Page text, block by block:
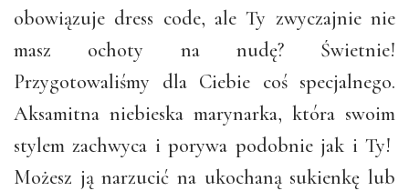
obowiązuje dress code, ale Ty zwyczajnie nie
masz ochoty na nudę? Świetnie!
Przygotowaliśmy dla Ciebie coś specjalnego.
Aksamitna niebieska marynarka, która swoim
stylem zachwyca i porywa podobnie jak i Ty!
Możesz ją narzucić na ukochaną sukienkę lub